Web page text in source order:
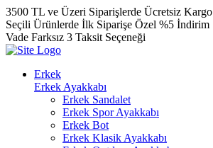
3500 TL ve Üzeri Siparişlerde Ücretsiz Kargo
Seçili Ürünlerde İlk Siparişe Özel %5 İndirim
Vade Farksız 3 Taksit Seçeneği
Erkek
Erkek Ayakkabı
Erkek Sandalet
Erkek Spor Ayakkabı
Erkek Bot
Erkek Klasik Ayakkabı